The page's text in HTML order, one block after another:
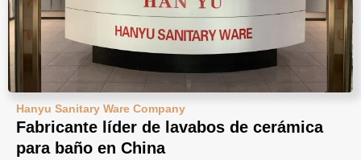
Hanyu Sanitary Ware Company
Fabricante líder de lavabos de cerámica
para baño en China